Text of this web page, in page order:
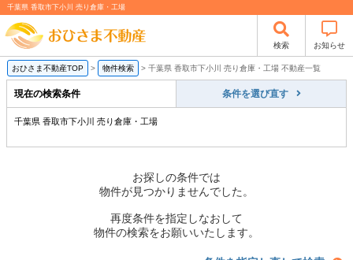
千葉県 香取市下小川 売り倉庫・工場
検索 お知らせ
おひさま不動産TOP > 物件検索 > 千葉県 香取市下小川 売り倉庫・工場 不動産一覧
現在の検索条件 条件を選び直す
千葉県 香取市下小川 売り倉庫・工場
お探しの条件では
物件が見つかりませんでした。
再度条件を指定しなおして
物件の検索をお願いいたします。